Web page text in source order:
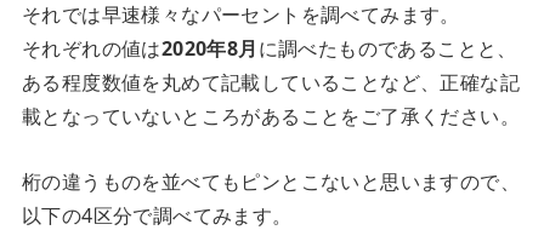
それでは早速様々なパーセントを調べてみます。
それぞれの値は2020年8月 に調べたものであることと、
ある程度数値を丸めて記載していることなど、正確な記
載となっていないところがあることをご了承ください。
桁の違うものを並べてもピンとこないと思いますので、
以下の4区分で調べてみます。